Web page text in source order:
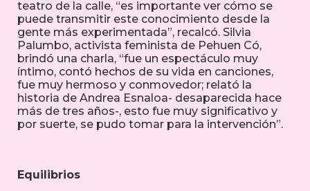
teatro de la calle, “es importante ver cómo se
puede transmitir este conocimiento desde la
gente más experimentada”, recalcó. Silvia
Palumbo, activista feminista de Pehuen Có,
brindó una charla, “fue un espectáculo muy
íntimo, contó hechos de su vida en canciones,
fue muy hermoso y conmovedor; relató la
historia de Andrea Esnaloa- desaparecida hace
más de tres años-, esto fue muy significativo y
por suerte, se pudo tomar para la intervención”.
Equilibrios